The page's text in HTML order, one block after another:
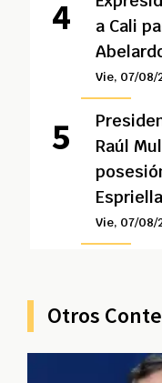
a Cali
Vie, 07/08/
Raúl
Espriella
Vie, 07/08/
Otros